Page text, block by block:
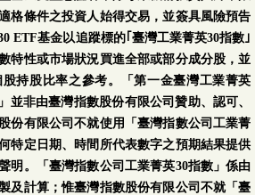
08/05 7.9509 0.0089 0.11 %
格條件之投資人始得交易，並簽具風險預告
ETF基金以追蹤標的｢臺灣工業菁英30指數｣
特性或市場狀況買進全部或部分成分股，並
持股比率之參考。「第一金臺灣工業菁英
並非由臺灣指數股份有限公司贊助、認可、
份有限公司不就使用「臺灣指數公司工業菁
特定日期、時間所代表數字之預期結果提供
明。「臺灣指數公司工業菁英30指數」係由
及計算；惟臺灣指數股份有限公司不就「臺